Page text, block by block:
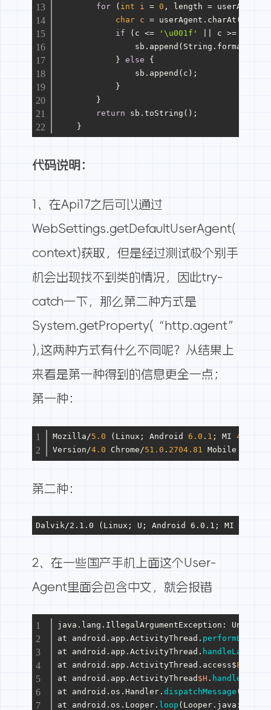
for ( int i = 0 , length =
char c = userAgent.charAt(i);
if (c <= '\u001f' || c >=
                sb.append(String.format(
            }
else {
                sb.append(c);
            }
        }
return sb.toString();
    }
代码说明：
1、在Api17之后可以通过
WebSettings.getDefaultUserAgent(
context)获取，但是经过测试极个别手
机会出现找不到类的情况，因此try-
catch一下，那么第二种方式是
System.getProperty(“http.agent”
),这两种方式有什么不同呢？从结果上
来看是第一种得到的信息更全一点；
第一种：
Mozilla/5.0 (Linux; Android 6.0 . 1 ; MI 4L
Version/4.0 Chrome/51.0 . 2704.81 Mobile
第二种：
2、在一些国产手机上面这个User-
Agent里面会包含中文，就会报错
java.lang.IllegalArgumentException:
at android.app.ActivityThread.
at android.app.ActivityThread.
at android.app.ActivityThread.access$800
at android.app.ActivityThread $H .
at android.os.Handler.dispatchMessage
at android.os.Looper. loop (Looper. java :